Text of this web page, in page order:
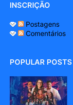
INSCRIÇÃO
Postagens
Comentários
POPULAR POSTS